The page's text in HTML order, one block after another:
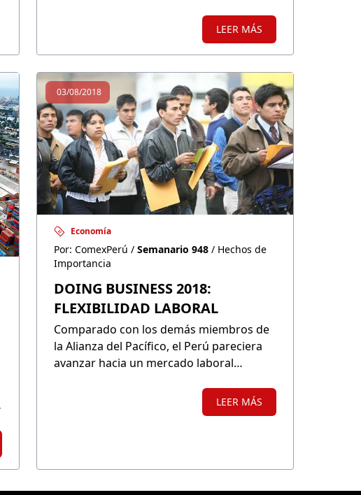
Económico Mundial y el Banco Mundial
representan una alternativa para
monitorear anualmente la efectividad de
estas.
LEER MÁS
03/08/2018
Economía
Por: ComexPerú / Semanario 948 / Hechos de
Importancia
DOING BUSINESS 2018:
FLEXIBILIDAD LABORAL
Comparado con los demás miembros de
la Alianza del Pacífico, el Perú pareciera
avanzar hacia un mercado laboral
con países desarrollados, estamos lejos
LEER MÁS